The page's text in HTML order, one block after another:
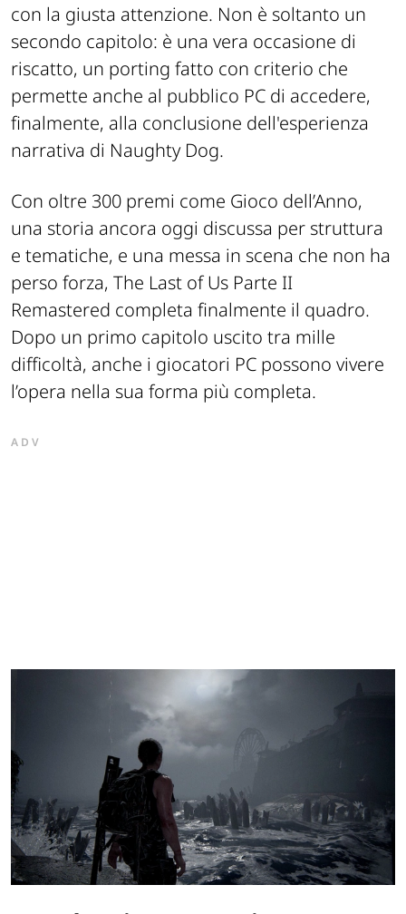
con la giusta attenzione. Non è soltanto un
secondo capitolo: è una vera occasione di
riscatto, un porting fatto con criterio che
permette anche al pubblico PC di accedere,
finalmente, alla conclusione dell'esperienza
narrativa di Naughty Dog.
Con oltre 300 premi come Gioco dell’Anno,
una storia ancora oggi discussa per struttura
e tematiche, e una messa in scena che non ha
perso forza, The Last of Us Parte II
Remastered completa finalmente il quadro.
Dopo un primo capitolo uscito tra mille
difficoltà, anche i giocatori PC possono vivere
l’opera nella sua forma più completa.
ADV